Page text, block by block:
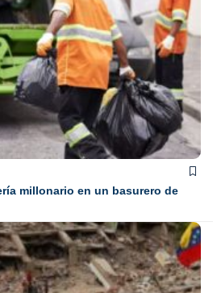
millonario en un basurero de